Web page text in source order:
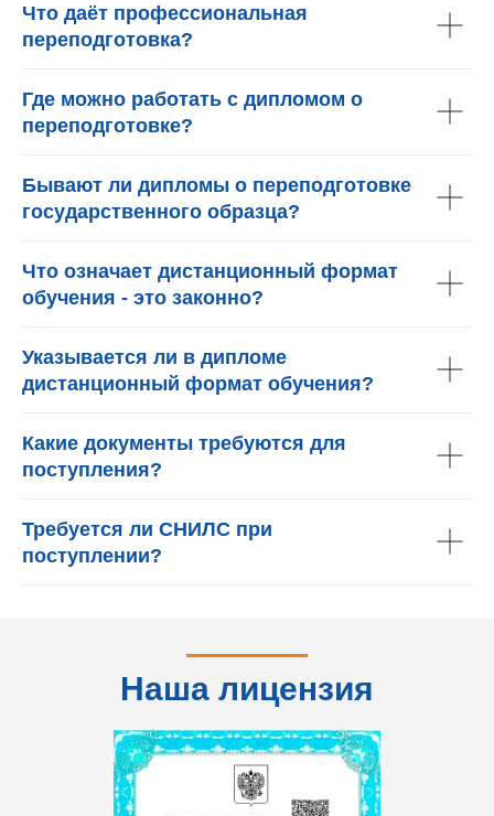
Что даёт профессиональная
переподготовка?
Где можно работать с дипломом о
переподготовке?
Бывают ли дипломы о переподготовке
государственного образца?
Что означает дистанционный формат
обучения - это законно?
Указывается ли в дипломе
дистанционный формат обучения?
Какие документы требуются для
поступления?
Требуется ли СНИЛС при
поступлении?
Наша лицензия